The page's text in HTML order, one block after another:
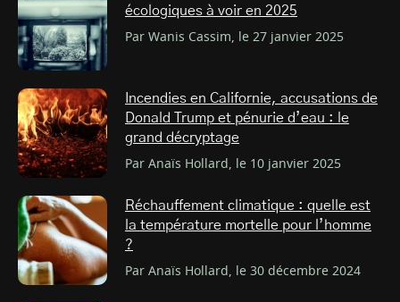
écologiques à voir en 2025
Par Wanis Cassim, le 27 janvier 2025
Incendies en Californie, accusations de
Donald Trump et pénurie d’eau : le
grand décryptage
Par Anaïs Hollard, le 10 janvier 2025
Réchauffement climatique : quelle est
la température mortelle pour l’homme
?
Par Anaïs Hollard, le 30 décembre 2024